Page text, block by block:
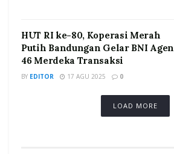
HUT RI ke-80, Koperasi Merah
Putih Bandungan Gelar BNI Agen
46 Merdeka Transaksi
BY EDITOR 17 AGU 2025 0
LOAD MORE